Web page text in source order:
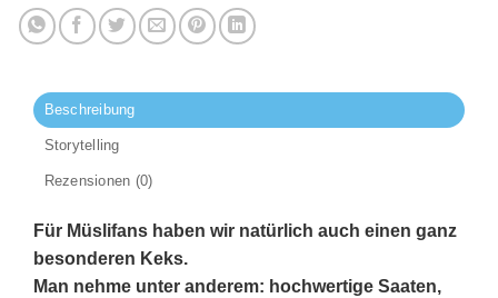
Beschreibung
Storytelling
Rezensionen (0)
Für Müslifans haben wir natürlich auch einen ganz
besonderen Keks.
Man nehme unter anderem: hochwertige Saaten,